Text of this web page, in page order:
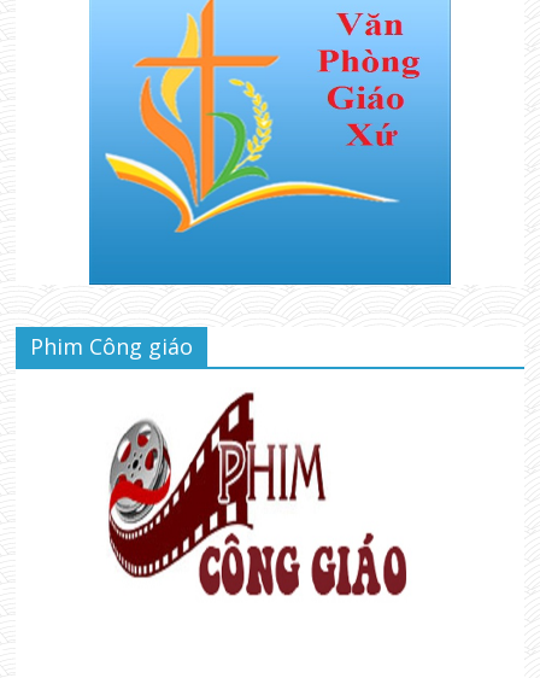
Phim Công giáo